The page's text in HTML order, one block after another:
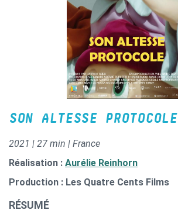
SON ALTESSE PROTOCOLE
2021 | 27 min | France
Réalisation : Aurélie Reinhorn
Production : Les Quatre Cents Films
RÉSUMÉ